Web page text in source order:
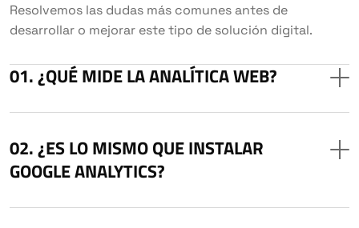
Resolvemos las dudas más comunes antes de
desarrollar o mejorar este tipo de solución digital.
¿QUÉ MIDE LA ANALÍTICA WEB?
¿ES LO MISMO QUE INSTALAR
GOOGLE ANALYTICS?